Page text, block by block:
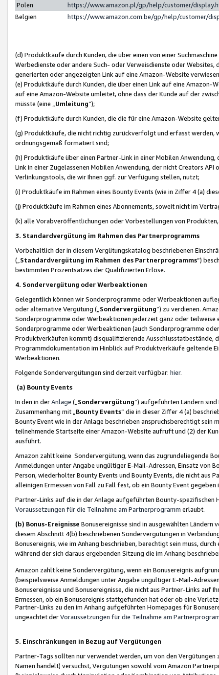
Polen
https://www.amazon.pl/gp/help/customer/
Belgien
https://www.amazon.com.be/gp/help/customer/
(d) Produktkäufe durch Kunden, die über einen von einer
Werbedienste oder andere Such- oder Verweisdienste oder Websites,
generierten oder angezeigten Link auf eine Amazon-Website
(e) Produktkäufe durch Kunden, die über einen Link auf eine
auf eine Amazon-Website umleitet, ohne dass der Kunde auf der
müsste (eine „ Umleitung“);
(f) Produktkäufe durch Kunden, die die für eine Amazon-Website
(g) Produktkäufe, die nicht richtig zurückverfolgt und erfasst werden,
ordnungsgemäß formatiert sind;
(h) Produktkäufe über einen Partner-Link in einer Mobilen
Link in einer Zugelassenen Mobilen Anwendung, der nicht Creators
Verlinkungstools, die wir Ihnen ggf. zur Verfügung stellen, nutzt;
(i) Produktkäufe im Rahmen eines Bounty Events (wie in Ziffer 4 (a)
(j) Produktkäufe im Rahmen eines Abonnements, soweit nicht im
(k) alle Vorabveröffentlichungen oder Vorbestellungen von
3. Standardvergütung im Rahmen des Partnerprogramms
Vorbehaltlich der in diesem Vergütungskatalog beschriebenen
(„ Standardvergütung im Rahmen des Partnerprogramms“)
bestimmten Prozentsatzes der Qualifizierten Erlöse.
4. Sondervergütung oder Werbeaktionen
Gelegentlich können wir Sonderprogramme oder Werbeaktionen
oder alternative Vergütung („ Sondervergütung”) zu verdienen.
Sonderprogramme oder Werbeaktionen jederzeit ganz oder
Sonderprogramme oder Werbeaktionen (auch Sonderprogramme
Produktverkäufen kommt) disqualifizierende Ausschlusstatbestände,
Programmdokumentation im Hinblick auf Produktverkäufe geltende
Werbeaktionen.
Folgende Sondervergütungen sind derzeit verfügbar: hier.
(a) Bounty Events
In den in derAnlage („ Sondervergütung“) aufgeführten Ländern
Zusammenhang mit „ Bounty Events“ die in dieser Ziffer 4 (a)
Bounty Event wie in der Anlage beschrieben anspruchsberechtigt sein
teilnehmende Startseite einer Amazon-Website aufruft und (2) der
ausführt.
Amazon zahlt keine Sondervergütung, wenn das zugrundeliegende
Anmeldungen unter Angabe ungültiger E-Mail-Adressen, Einsatz von
Person, wiederholter Bounty Events und Bounty Events, die nicht
alleinigen Ermessen von Fall zu Fall fest, ob ein Bounty Event
Partner-Links auf die in der Anlage aufgeführten Bounty-spezifischen
Voraussetzungen für die Teilnahme am Partnerprogramm erlaubt.
(b) Bonus-Ereignisse Bonusereignisse sind in ausgewählten Ländern
diesem Abschnitt 4(b) beschriebenen Sondervergütungen in
Bonusereignis, wie im Anhang beschrieben, berechtigt sein muss,
während der sich daraus ergebenden Sitzung die im Anhang
Amazon zahlt keine Sondervergütung, wenn ein Bonusereignis
(beispielsweise Anmeldungen unter Angabe ungültiger E-Mail-
Bonusereignisse und Bonusereignisse, die nicht aus Partner-Links auf
Ermessen, ob ein Bonusereignis stattgefunden hat oder ob eine
Partner-Links zu den im Anhang aufgeführten Homepages für
ungeachtet derVoraussetzungen für die Teilnahme am
5. Einschränkungen in Bezug auf Vergütungen
Partner-Tags sollten nur verwendet werden, um von den
Namen handelt) versuchst, Vergütungen sowohl vom Amazon